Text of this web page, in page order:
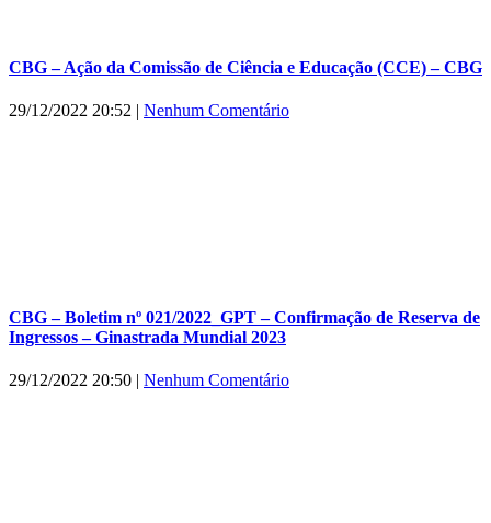
CBG – Ação da Comissão de Ciência e Educação (CCE) – CBG
29/12/2022 20:52 | Nenhum Comentário
CBG – Boletim nº 021/2022_GPT – Confirmação de Reserva de
Ingressos – Ginastrada Mundial 2023
29/12/2022 20:50 | Nenhum Comentário